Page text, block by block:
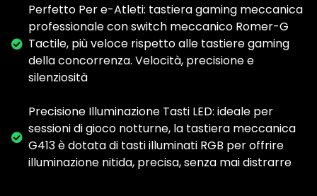
Perfetto Per e-Atleti: tastiera gaming meccanica
professionale con switch meccanico ‎Romer-G
Tactile, più veloce rispetto alle tastiere gaming
della concorrenza. Velocità, precisione e
silenziosità
Precisione Illuminazione Tasti LED: ideale per
sessioni di gioco notturne, la tastiera ‎meccanica
G413 è dotata di tasti illuminati RGB per offrire
illuminazione nitida, precisa, senza mai distrarre